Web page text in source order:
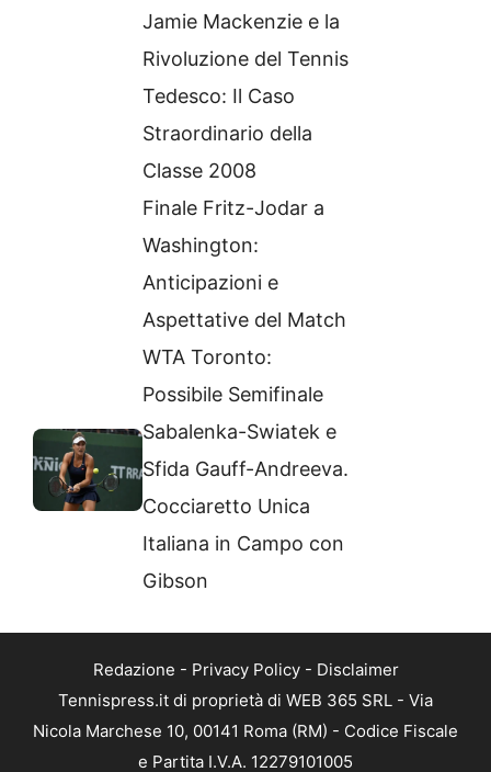
Jamie Mackenzie e la
Rivoluzione del Tennis
Tedesco: Il Caso
Straordinario della
Classe 2008
Finale Fritz-Jodar a
Washington:
Anticipazioni e
Aspettative del Match
WTA Toronto:
Possibile Semifinale
Sabalenka-Swiatek e
Sfida Gauff-Andreeva.
Cocciaretto Unica
Italiana in Campo con
Gibson
Redazione - Privacy Policy- Disclaimer
Tennispress.it di proprietà di WEB 365 SRL - Via
Nicola Marchese 10, 00141 Roma (RM) - Codice Fiscale
e Partita I.V.A. 12279101005